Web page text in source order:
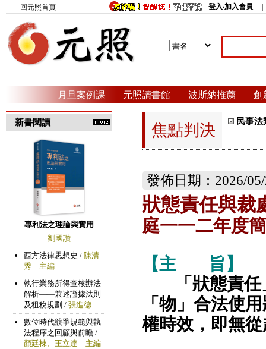
回元照首頁 登入‧加入會員
月旦案例課 元照讀書館 波斯納推薦 創
新書閱讀 焦點判決 民事法
發佈日期：2026/
狀態責任與裁
庭一一二年度
【主
旨】
「狀態責
「物」合法使
權時效，即無